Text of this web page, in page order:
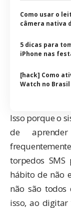
Como usar o
câmera nativa
5 dicas para
iPhone nas
[hack] Como
Watch no
Isso porque o
de
torpedos
hábito de não
não são todos
isso, ao digitar